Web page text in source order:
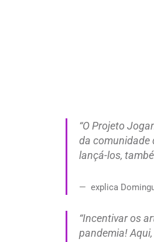
“O Projeto
da comunidade
lançá-los,
explica
“Incentivar os
pandemia!